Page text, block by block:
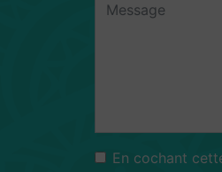
En cochant